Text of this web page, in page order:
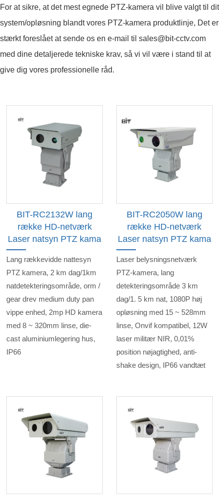
For at sikre, at det mest egnede PTZ-kamera vil blive valgt til dit
system/opløsning blandt vores PTZ-kamera produktlinje, Det er
stærkt foreslået at sende os en e-mail til sales@bit-cctv.com
med dine detaljerede tekniske krav, så vi vil være i stand til at
give dig vores professionelle råd.
BIT-RC2132W lang
række HD-netværk
Laser natsyn PTZ kama
Lang rækkevidde nattesyn
PTZ kamera, 2 km dag/1km
natdetekteringsområde, orm /
gear drev medium duty pan
vippe enhed, 2mp HD kamera
med 8 ~ 320mm linse, die-
cast aluminiumlegering hus,
IP66
BIT-RC2050W lang
række HD-netværk
Laser natsyn PTZ kama
Laser belysningsnetværk
PTZ-kamera, lang
detekteringsområde 3 km
dag/1. 5 km nat, 1080P høj
opløsning med 15 ~ 528mm
linse, Onvif kompatibel, 12W
laser militær NIR, 0,01%
position nøjagtighed, anti-
shake design, IP66 vandtæt